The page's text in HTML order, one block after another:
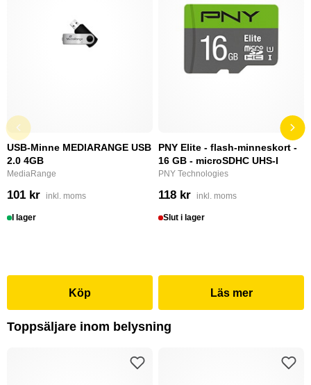
USB-Minne MEDIARANGE USB
2.0 4GB
MediaRange
101 kr inkl. moms
I lager
Köp
PNY Elite - flash-minneskort -
16 GB - microSDHC UHS-I
PNY Technologies
118 kr inkl. moms
Slut i lager
Läs mer
Toppsäljare inom belysning